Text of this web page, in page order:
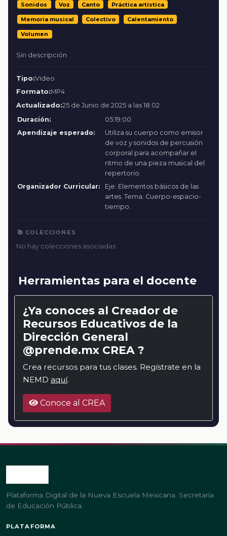
Sonidos Voz Canto Práctica artística
Memoria musical Colectivo Calentamiento
Volumen
Sin descripción
Tipo:Video
Formato:MP4
Actualizado:25 de Junio de 2025 a las 18:02
Duración:
05:19:00
Apendizaje esperado:
Utiliza su cuerpo como emisor
de voz y sonidos de percusión
corporal para acompañar el
ritmo de una pieza musical del
repertorio.
Organizador Curricular:
Eje: Elementos básicos de las
artes. Tema: Cuerpo-espacio-
tiempo.
📚 COLECCIONES
No hay colecciones asociadas.
Herramientas para el docente
¿Ya conoces al Creador de
Recursos Educativos de la
Dirección General
@prende.mx CREA ?
Crea recursos para tus clases. Regístrate en la
NEMD aquí.
Conoce al CREA
Plataforma Digital de la Nueva Escuela Mexicana. Secretaría
de Educación Pública.
PLATAFORMA